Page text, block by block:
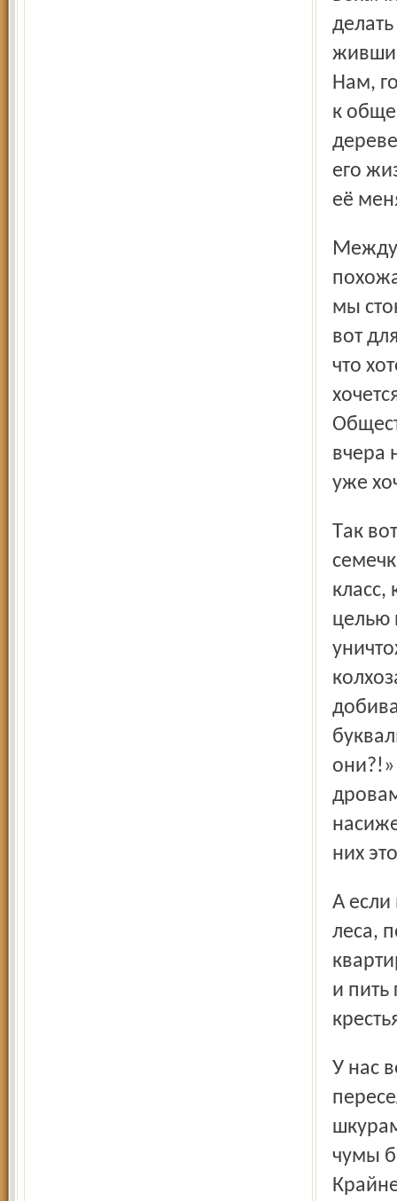
Нам,
к
его
её
Между прочим, с горожанами ведь тоже приключилась
мы
вот
что
вчера
уже
Так вот, по сравнению с крестьянской проблемой это
класс,
целью
них
А если вы вырвете их из их манера, если лишите огорода,
леса,
и
У нас ведь есть уже похожий печальный опыт, когда мы
чумы